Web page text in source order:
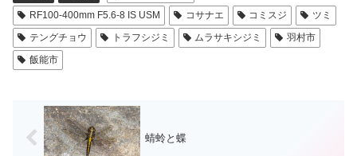
RF100-400mm F5.6-8 IS USM
コサナエ コミスジ
ツミ
テングチョウ
トラフシジミ ムラサキシジミ
羽村市
飯能市
蜻蛉と蝶